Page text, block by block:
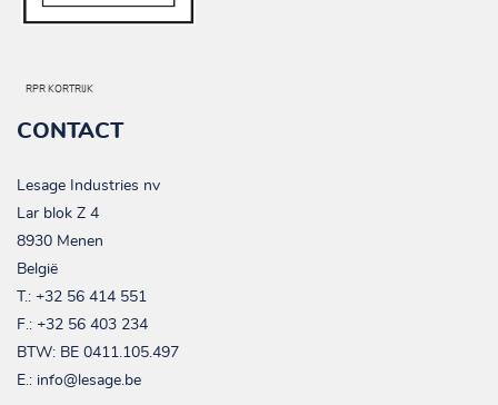
RPR KORTRIJK
CONTACT
Lesage Industries nv
Lar blok Z 4
8930 Menen
België
T.: +32 56 414 551
F.: +32 56 403 234
BTW: BE 0411.105.497
E.: info@lesage.be